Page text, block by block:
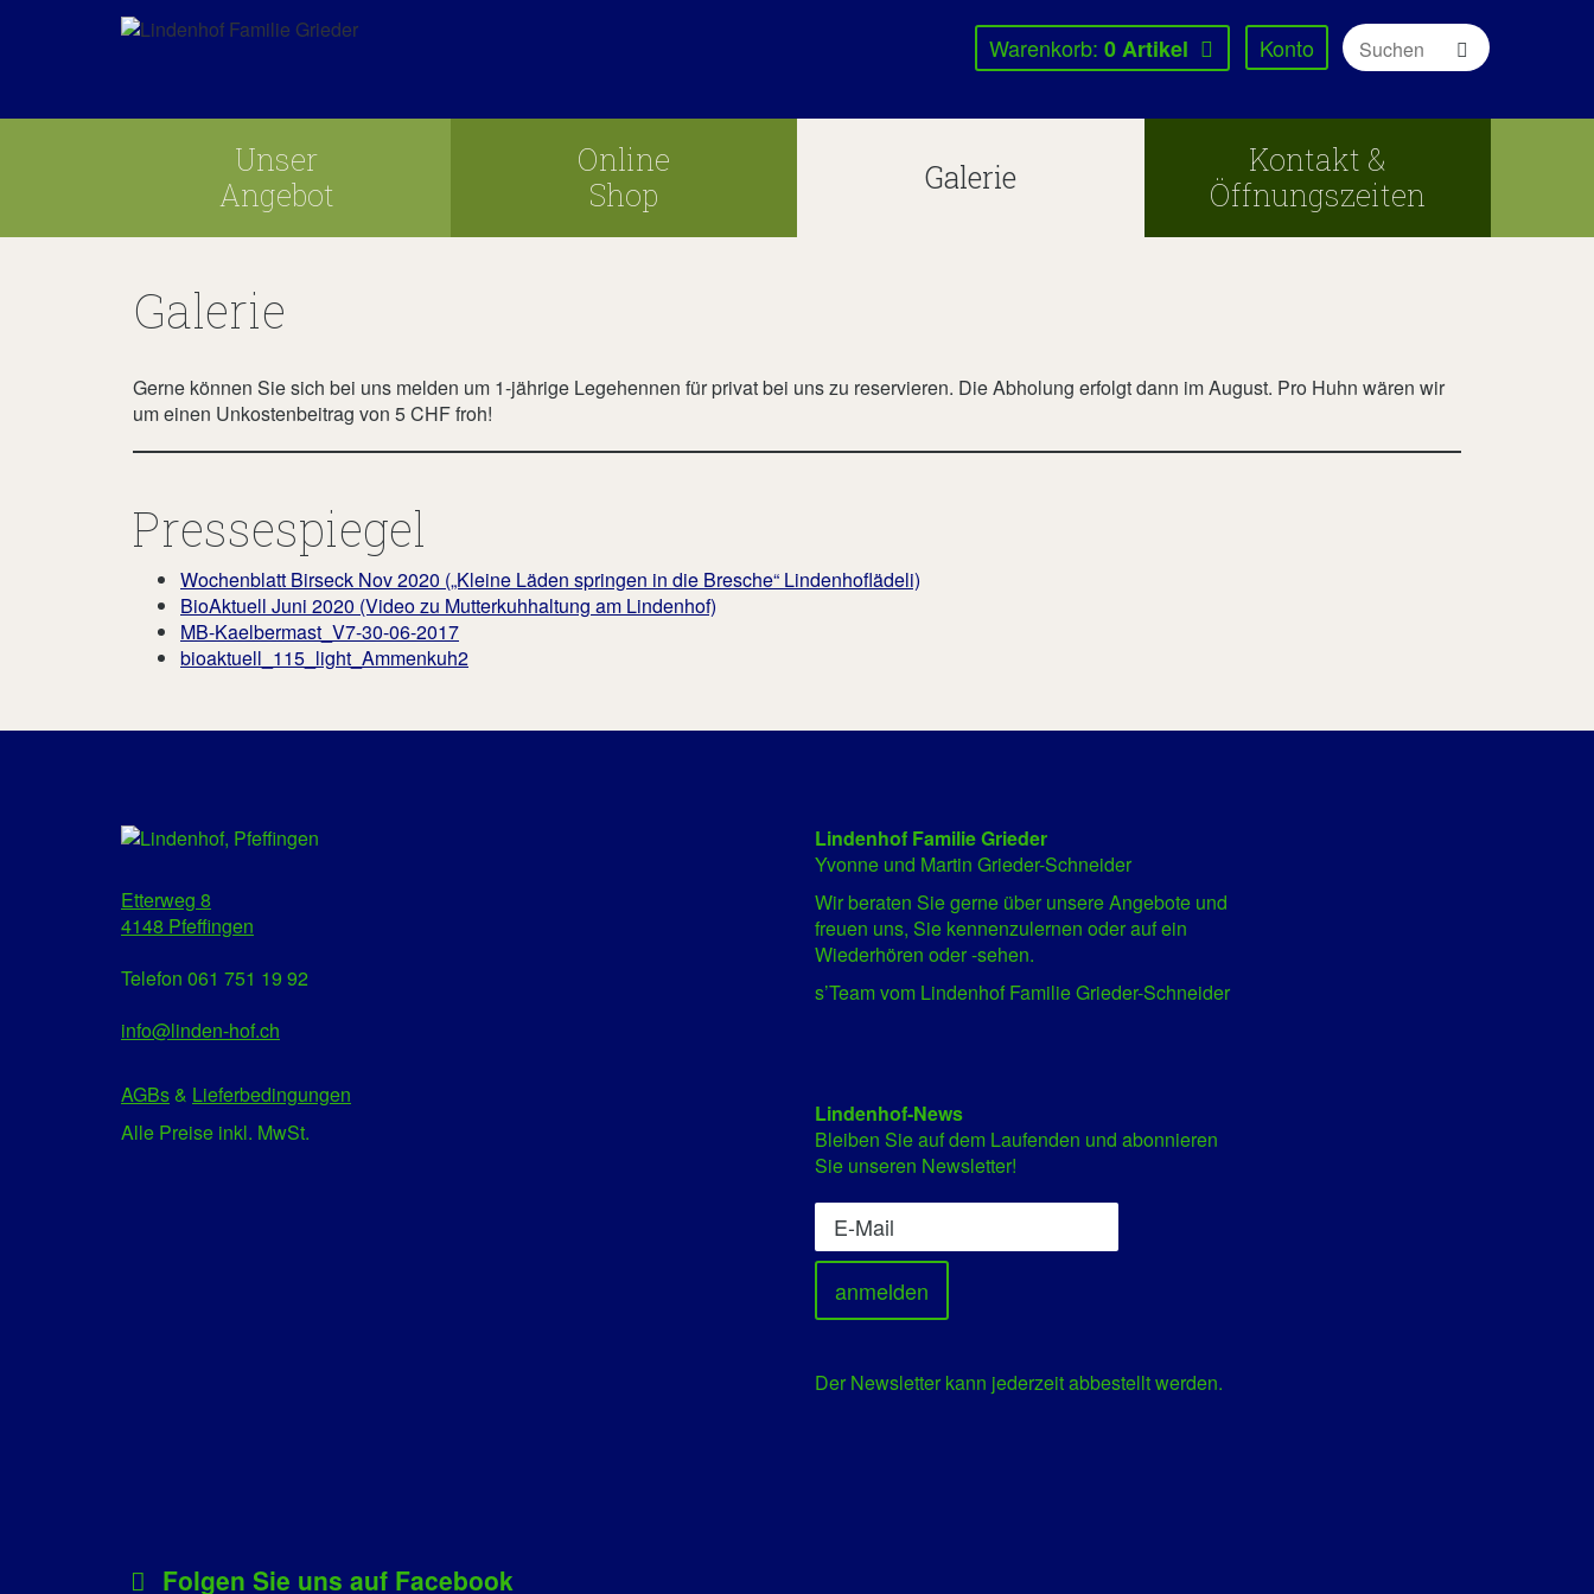
Konto
Warenkorb: 0Artikel
Unser
Angebot
Online
Shop
Galerie
Kontakt &
Öffnungszeiten
Galerie
Gerne können Sie sich bei uns melden um 1-jährige Legehennen für privat bei uns zu reservieren. Die Abholung erfolgt dann im August. Pro Huhn wären wir
um einen Unkostenbeitrag von 5 CHF froh!
Pressespiegel
Wochenblatt Birseck Nov 2020 („Kleine Läden springen in die Bresche“ Lindenhoflädeli)
BioAktuell Juni 2020 (Video zu Mutterkuhhaltung am Lindenhof)
MB-Kaelbermast_V7-30-06-2017
bioaktuell_115_light_Ammenkuh2
Etterweg 8
4148 Pfeffingen
Telefon 061 751 19 92
info@linden-hof.ch
AGBs & Lieferbedingungen
Alle Preise inkl. MwSt.
Lindenhof Familie Grieder
Yvonne und Martin Grieder-Schneider
Wir beraten Sie gerne über unsere Angebote und
freuen uns, Sie kennenzulernen oder auf ein
Wiederhören oder -sehen.
s’Team vom Lindenhof Familie Grieder-Schneider
Lindenhof-News
Bleiben Sie auf dem Laufenden und abonnieren
Sie unseren Newsletter!
Der Newsletter kann jederzeit abbestellt werden.
Folgen Sie uns auf Facebook